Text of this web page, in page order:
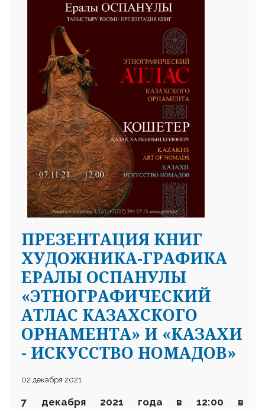
ПРЕЗЕНТАЦИЯ КНИГ
ХУДОЖНИКА-ГРАФИКА
ЕРАЛЫ ОСПАНУЛЫ
«ЭТНОГРАФИЧЕСКИЙ
АТЛАС КАЗАХСКОГО
ОРНАМЕНТА» И «КАЗАХИ
- ИСКУССТВО НОМАДОВ»
02 декабря 2021
7 декабря 2021 года в 12:00 в